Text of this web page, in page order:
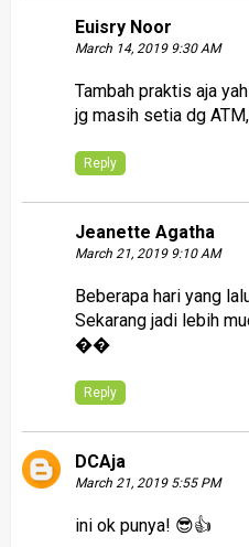
Euisry Noor
March 14, 2019 9:30 AM
Tambah praktis aja
jg masih setia dg
Reply
Jeanette Agatha
March 21, 2019 9:10 AM
Beberapa hari yang
Sekarang jadi lebih
��
Reply
DCAja
March 21, 2019 5:55 PM
iniok punya! 😎👍